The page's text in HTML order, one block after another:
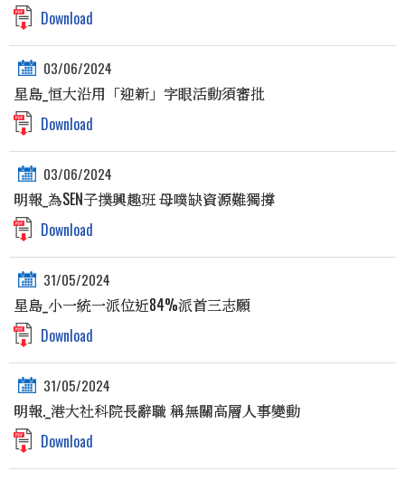
Download
03/06/2024
星島_恒大沿用「迎新」字眼活動須審批
Download
03/06/2024
明報_為SEN子撲興趣班 母噗缺資源難獨撐
Download
31/05/2024
星島_小一統一派位近84%派首三志願
Download
31/05/2024
明報._港大社科院長辭職 稱無關高層人事變動
Download